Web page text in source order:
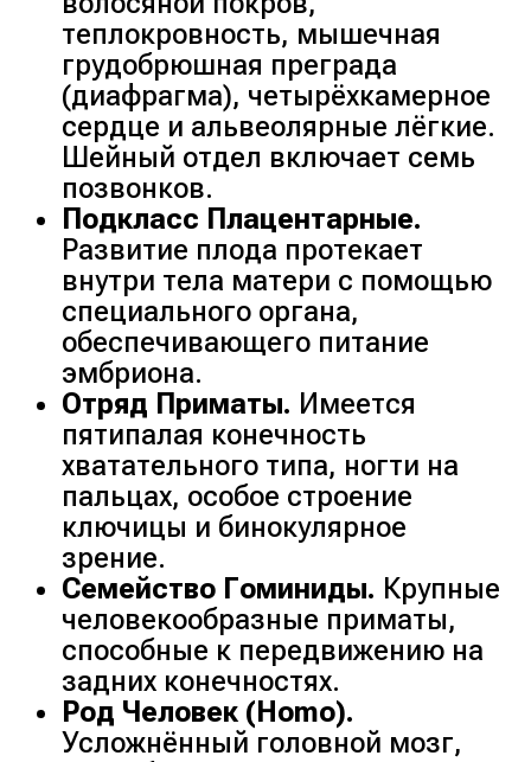
теплокровность, мышечная
грудобрюшная преграда
(диафрагма), четырёхкамерное
сердце и альвеолярные лёгкие.
Шейный отдел включает семь
позвонков.
Подкласс Плацентарные.
Развитие плода протекает
внутри тела матери с помощью
специального органа,
обеспечивающего питание
эмбриона.
Отряд Приматы. Имеется
пятипалая конечность
хватательного типа, ногти на
пальцах, особое строение
ключицы и бинокулярное
зрение.
Семейство Гоминиды. Крупные
человекообразные приматы,
способные к передвижению на
задних конечностях.
Род Человек (Homo).
Усложнённый головной мозг,